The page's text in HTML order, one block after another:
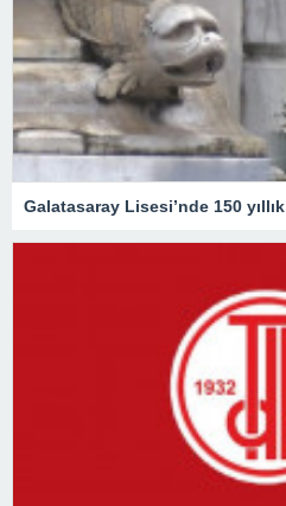
Galatasaray Lisesi’nde 150